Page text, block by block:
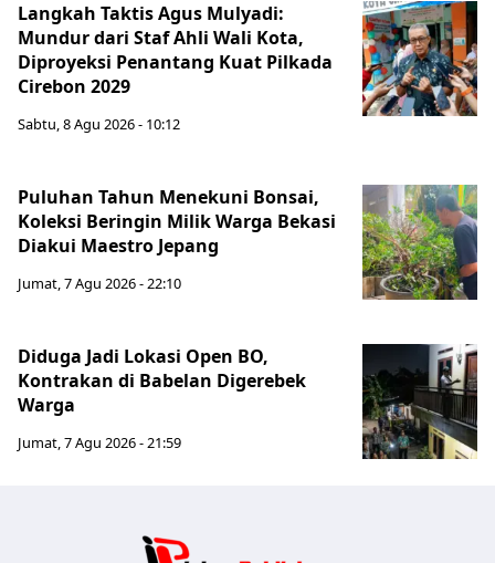
Langkah Taktis Agus Mulyadi:
Mundur dari Staf Ahli Wali Kota,
Diproyeksi Penantang Kuat Pilkada
Cirebon 2029
Sabtu, 8 Agu 2026 - 10:12
Puluhan Tahun Menekuni Bonsai,
Koleksi Beringin Milik Warga Bekasi
Diakui Maestro Jepang
Jumat, 7 Agu 2026 - 22:10
Diduga Jadi Lokasi Open BO,
Kontrakan di Babelan Digerebek
Warga
Jumat, 7 Agu 2026 - 21:59